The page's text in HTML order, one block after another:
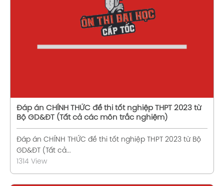
Xem chi tiết
Đáp án CHÍNH THỨC đề thi tốt nghiệp THPT 2023 từ
Bộ GD&ĐT (Tất cả các môn trắc nghiệm)
Đáp án CHÍNH THỨC đề thi tốt nghiệp THPT 2023 từ Bộ
GD&ĐT (Tất cả...
1314 View